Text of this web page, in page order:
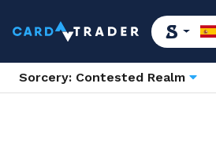
Sorcery: Contested Realm